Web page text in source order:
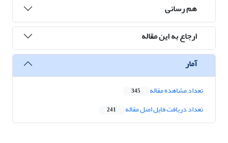
هم رسانی
ارجاع به این مقاله
آمار
تعداد مشاهده مقاله 345
تعداد دریافت فایل اصل مقاله 241